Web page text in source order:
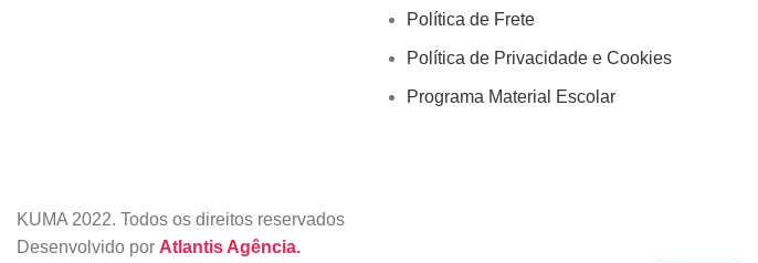
Política de Frete
Política de Privacidade e Cookies
Programa Material Escolar
KUMA 2022. Todos os direitos reservados
Desenvolvido por Atlantis Agência.